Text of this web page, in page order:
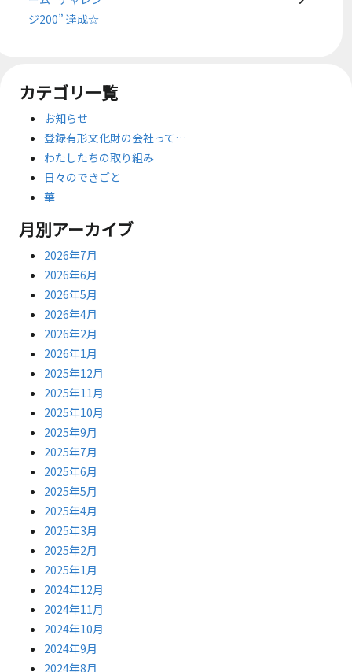
ジ200” 達成☆
カテゴリ一覧
お知らせ
登録有形文化財の会社って…
わたしたちの取り組み
日々のできごと
華
月別アーカイブ
2026年7月
2026年6月
2026年5月
2026年4月
2026年2月
2026年1月
2025年12月
2025年11月
2025年10月
2025年9月
2025年7月
2025年6月
2025年5月
2025年4月
2025年3月
2025年2月
2025年1月
2024年12月
2024年11月
2024年10月
2024年9月
2024年8月